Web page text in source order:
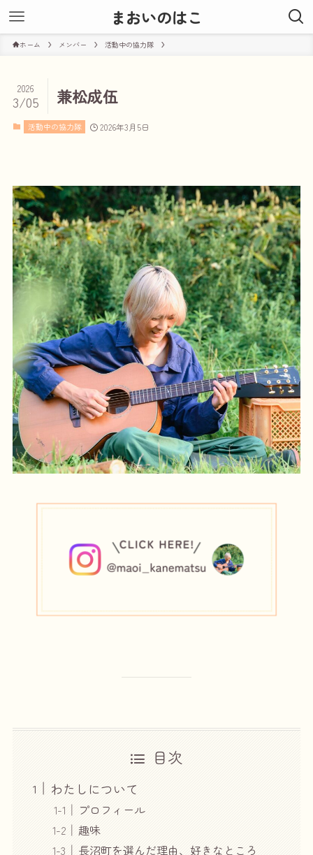
まおいのはこ
ホーム メンバー 活動中の協力隊
兼松成伍
2026
3/05
活動中の協力隊 2026年3月5日
目次
わたしについて
プロフィール
趣味
長沼町を選んだ理由、好きなところ